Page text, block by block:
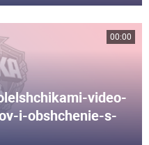
video-
i-obshchenie-s-
00:00